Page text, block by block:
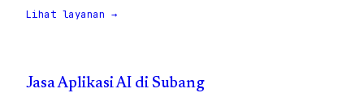
Lihat layanan →
Jasa Aplikasi AI di Subang